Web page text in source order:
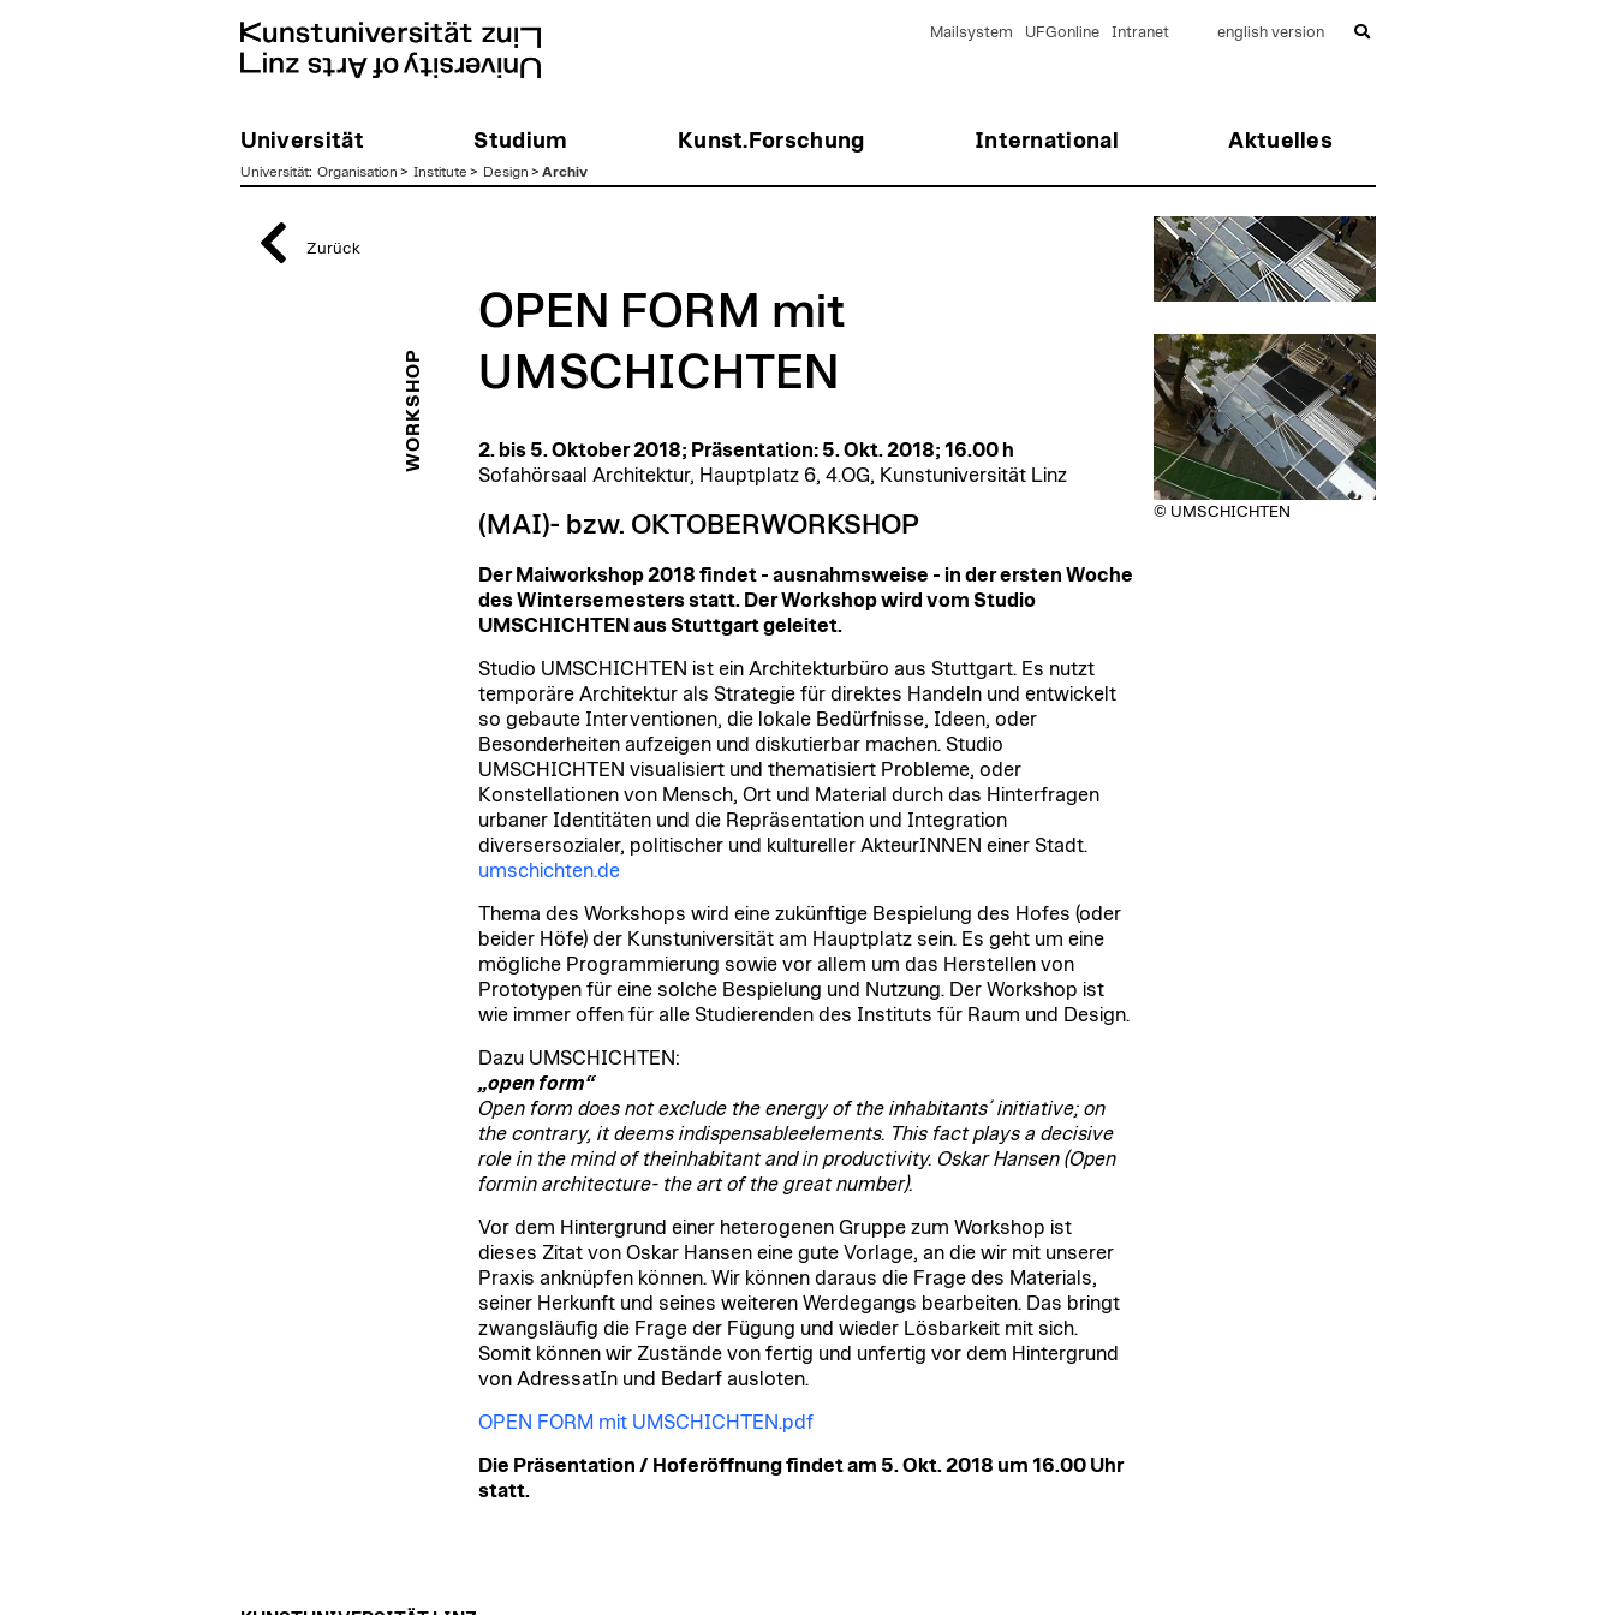
Universität Studium Kunst.Forschung International Aktuelles
Mailsystem UFGonline Intranet english version
Universität: Organisation > Institute > Design > Archiv
Zurück
WORKSHOP
OPEN FORM mit
UMSCHICHTEN
2. bis 5. Oktober 2018; Präsentation: 5. Okt. 2018; 16.00 h
Sofahörsaal Architektur, Hauptplatz 6, 4.OG, Kunstuniversität Linz
(MAI)- bzw. OKTOBERWORKSHOP
Der Maiworkshop 2018 findet - ausnahmsweise - in der ersten Woche
des Wintersemesters statt. Der Workshop wird vom Studio
UMSCHICHTEN aus Stuttgart geleitet.
Studio UMSCHICHTEN ist ein Architekturbüro aus Stuttgart. Es nutzt
temporäre Architektur als Strategie für direktes Handeln und entwickelt
so gebaute Interventionen, die lokale Bedürfnisse, Ideen, oder
Besonderheiten aufzeigen und diskutierbar machen. Studio
UMSCHICHTEN visualisiert und thematisiert Probleme, oder
Konstellationen von Mensch, Ort und Material durch das Hinterfragen
urbaner Identitäten und die Repräsentation und Integration
diversersozialer, politischer und kultureller AkteurINNEN einer Stadt.
umschichten.de
Thema des Workshops wird eine zukünftige Bespielung des Hofes (oder
beider Höfe) der Kunstuniversität am Hauptplatz sein. Es geht um eine
mögliche Programmierung sowie vor allem um das Herstellen von
Prototypen für eine solche Bespielung und Nutzung. Der Workshop ist
wie immer offen für alle Studierenden des Instituts für Raum und Design.
Dazu UMSCHICHTEN:
„open form“
Open form does not exclude the energy of the inhabitants´ initiative; on
the contrary, it deems indispensableelements. This fact plays a decisive
role in the mind of theinhabitant and in productivity. Oskar Hansen (Open
formin architecture- the art of the great number).
Vor dem Hintergrund einer heterogenen Gruppe zum Workshop ist
dieses Zitat von Oskar Hansen eine gute Vorlage, an die wir mit unserer
Praxis anknüpfen können. Wir können daraus die Frage des Materials,
seiner Herkunft und seines weiteren Werdegangs bearbeiten. Das bringt
zwangsläufig die Frage der Fügung und wieder Lösbarkeit mit sich.
Somit können wir Zustände von fertig und unfertig vor dem Hintergrund
von AdressatIn und Bedarf ausloten.
OPEN FORM mit UMSCHICHTEN.pdf
Die Präsentation / Hoferöffnung findet am 5. Okt. 2018 um 16.00 Uhr
statt.
© UMSCHICHTEN